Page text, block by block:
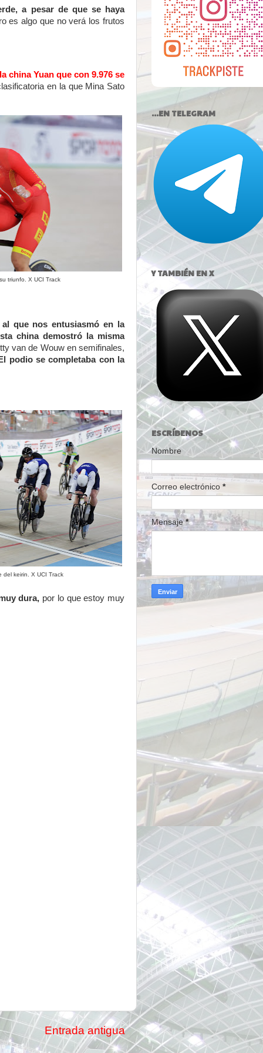
a pesar de que se haya
es algo que no verá los frutos
china Yuan que con 9.976 se
en la que Mina Sato
triunfo. X UCI Track
que nos entusiasmó en la
china demostró la misma
van de Wouw en semifinales,
podio se completaba con la
del keirin. X UCI Track
dura, por lo que estoy muy
Entrada antigua
...EN TELEGRAM
Y TAMBIÉN EN X
ESCRÍBENOS
Nombre
Correo electrónico *
Mensaje*